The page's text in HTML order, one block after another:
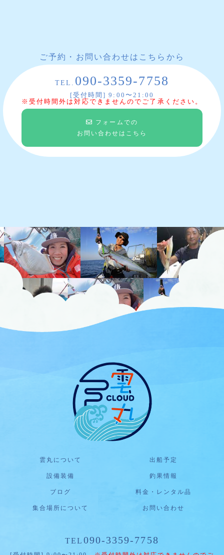
ご予約・お問い合わせはこちらから
TEL. 090-3359-7758
[受付時間] 9:00〜21:00
※受付時間外は対応できませんのでご了承ください。
フォームでの
お問い合わせはこちら
雲丸について 出船予定
設備装備 釣果情報
ブログ 料金・レンタル品
集合場所について お問い合わせ
TEL 090-3359-7758